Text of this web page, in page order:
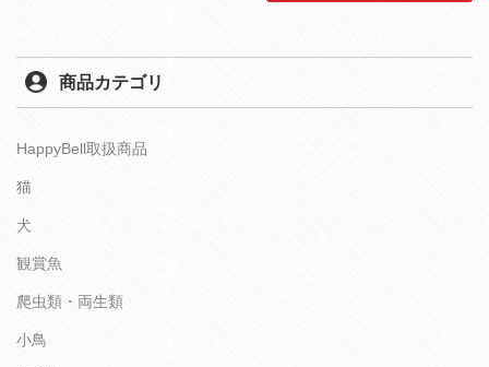
商品カテゴリ
HappyBell取扱商品
猫
犬
観賞魚
爬虫類・両生類
小鳥